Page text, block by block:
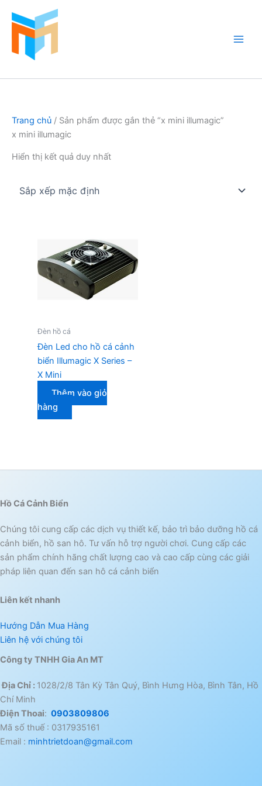
Trang chủ / Sản phẩm được gắn thẻ “x mini illumagic”
x mini illumagic
Hiển thị kết quả duy nhất
Đèn hồ cá
Đèn Led cho hồ cá cảnh
biển Illumagic X Series –
X Mini
Thêm vào giỏ
hàng
Hồ Cá Cảnh Biển
Chúng tôi cung cấp các dịch vụ thiết kế, bảo trì bảo dưỡng hồ cá
cảnh biển, hồ san hô. Tư vấn hỗ trợ người chơi. Cung cấp các
sản phẩm chính hãng chất lượng cao và cao cấp cùng các giải
pháp liên quan đến san hô cá cảnh biển
Liên kết nhanh
Hướng Dẫn Mua Hàng
Liên hệ với chúng tôi
Công ty TNHH Gia An MT
Địa Chỉ : 1028/2/8 Tân Kỳ Tân Quý, Bình Hưng Hòa, Bình Tân, Hồ
Chí Minh
Điện Thoai: 0903809806
Mã số thuế : 0317935161
Email : minhtrietdoan@gmail.com